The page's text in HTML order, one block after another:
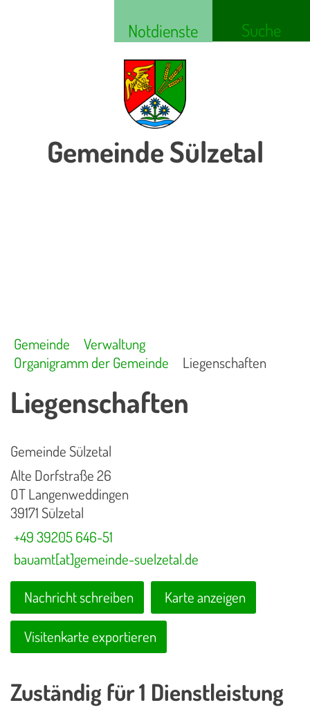
Notdienste Suche
Gemeinde Sülzetal
Gemeinde
Verwaltung
Organigramm der Gemeinde
Liegenschaften
Liegenschaften
Gemeinde Sülzetal
Alte Dorfstraße 26
OT Langenweddingen
39171 Sülzetal
+49 39205 646-51
bauamt[at]gemeinde-suelzetal.de
Nachricht schreiben Karte anzeigen
Visitenkarte exportieren
Zuständig für 1 Dienstleistung